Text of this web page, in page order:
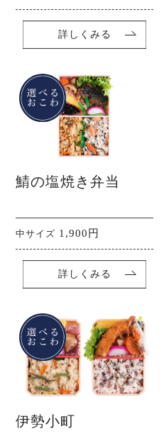
詳しくみる
鯖の塩焼き弁当
中サイズ 1,900円
詳しくみる
伊勢小町